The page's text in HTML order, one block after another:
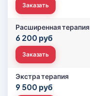
Заказать
Расширенная терапия
6 200 руб
Заказать
Экстра терапия
9 500 руб